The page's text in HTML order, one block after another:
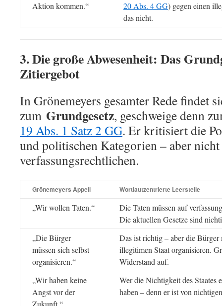
Aktion kommen.“
20 Abs. 4 GG) gegen einen
das nicht.
3. Die große Abwesenheit: Das
Zitiergebot
In Grönemeyers gesamter Rede findet
zum Grundgesetz, geschweige denn
19 Abs. 1 Satz 2 GG. Er kritisiert die
und politischen Kategorien – aber
verfassungsrechtlichen.
Grönemeyers Appell Wortlautzentrierte Leerstelle
„Wir wollen Taten.“
Die Taten müssen auf
Die aktuellen Gesetze sind
„Die Bürger
müssen sich selbst
organisieren.“
Das ist richtig – aber die Bürger
illegitimen Staat organisieren.
Widerstand auf.
„Wir haben keine
Angst vor der
Zukunft.“
Wer die Nichtigkeit des Staates
haben – denn er ist von